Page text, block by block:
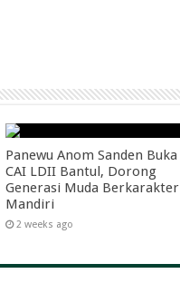
Panewu Anom Sanden Buka
CAI LDII Bantul, Dorong
Generasi Muda Berkarakter
Mandiri
2 weeks ago